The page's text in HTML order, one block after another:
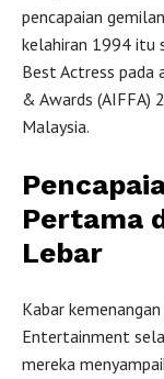
pencapaian
kelahiran 1994 itu
Best Actress pada
& Awards (AIFFA)
Malaysia.
Pertama
Lebar
Kabar
Entertainment
mereka